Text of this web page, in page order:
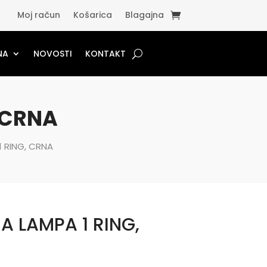
Moj račun Košarica Blagajna
NOVOSTI KONTAKT
RING, CRNA
LAMPA 1 RING,